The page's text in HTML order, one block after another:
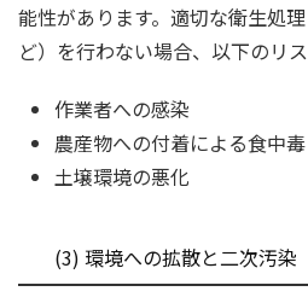
能性があります。適切な衛生処
ど）を行わない場合、以下のリス
作業者への感染
農産物への付着による食中毒
土壌環境の悪化
(3) 環境への拡散と二次汚染